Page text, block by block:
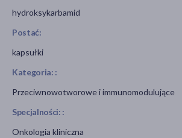
hydroksykarbamid
Postać:
kapsułki
Kategoria: :
Przeciwnowotworowe i immunomodulujące
Specjalności: :
Onkologia kliniczna